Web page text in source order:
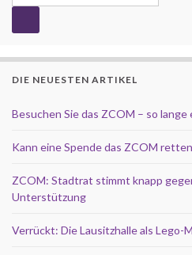
DIE NEUESTEN ARTIKEL
Besuchen Sie das ZCOM – so
Kann eine Spende das ZCOM
ZCOM: Stadtrat stimmt knapp
Unterstützung
Verrückt: Die Lausitzhalle als Lego-